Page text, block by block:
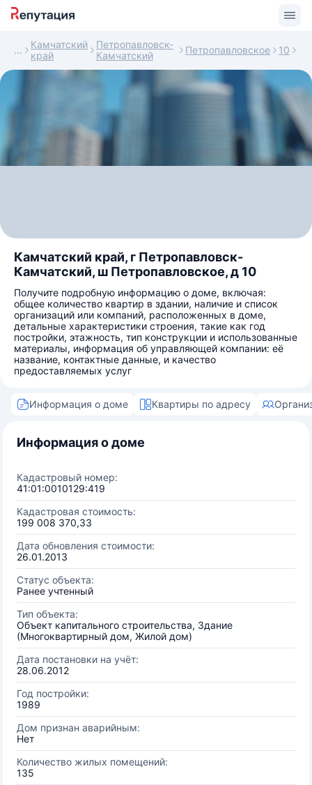
Камчатский
край
Петропавловск-
Камчатский
Петропавловское 10
Камчатский край, г Петропавловск-
Камчатский, ш Петропавловское, д 10
Получите подробную информацию о доме, включая:
общее количество квартир в здании, наличие и список
организаций или компаний, расположенных в доме,
детальные характеристики строения, такие как год
постройки, этажность, тип конструкции и использованные
материалы, информация об управляющей компании: её
название, контактные данные, и качество
предоставляемых услуг
Информация о доме Квартиры по адресу
Информация о доме
Кадастровый номер:
41:01:0010129:419
Кадастровая стоимость:
199 008 370,33
Дата обновления стоимости:
26.01.2013
Статус объекта:
Ранее учтенный
Тип объекта:
Объект капитального строительства, Здание
(Многоквартирный дом, Жилой дом)
Дата постановки на учёт:
28.06.2012
Год постройки:
1989
Дом признан аварийным:
Нет
Количество жилых помещений:
135